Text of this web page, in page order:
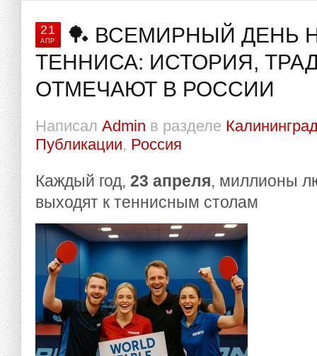
21
АПР
🏓 ВСЕМИРНЫЙ ДЕНЬ
ТЕННИСА: ИСТОРИЯ,
ОТМЕЧАЮТ В РОССИИ
Написал Admin в разделе
Публикации, Россия
Каждый год, 23 апреля, миллионы
выходят к теннисным столам